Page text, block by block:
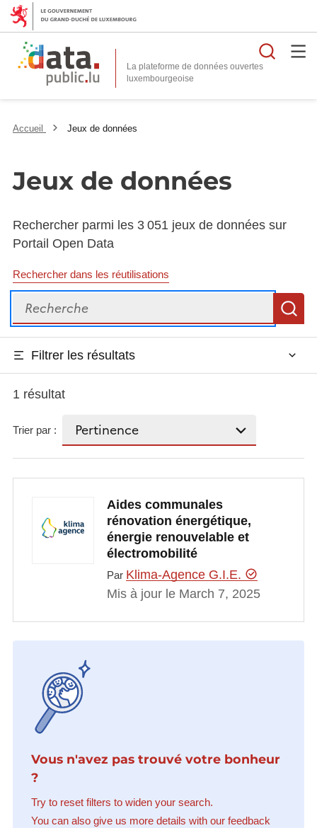
La plateforme de données ouvertes
Accueil Jeux de données
Jeux de données
Rechercher parmi les 3 051 jeux de données sur
Portail Open Data
Rechercher dans les réutilisations
Recherche
Filtrer les résultats
1 résultat
Trier par :
Aides communales
rénovation énergétique,
énergie renouvelable et
électromobilité
Par Klima-Agence G.I.E.
Mis à jour le March 7, 2025
Vous n'avez pas trouvé votre bonheur
?
Try to reset filters to widen your search.
You can also give us more details with our feedback